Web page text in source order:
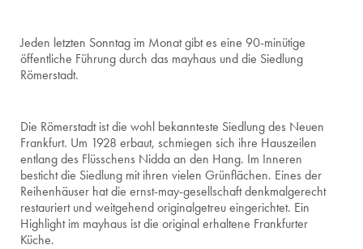
Jeden letzten Sonntag im Monat gibt es eine 90-minütige
öffentliche Führung durch das mayhaus und die Siedlung
Römerstadt.
Die Römerstadt ist die wohl bekannteste Siedlung des Neuen
Frankfurt. Um 1928 erbaut, schmiegen sich ihre Hauszeilen
entlang des Flüsschens Nidda an den Hang. Im Inneren
besticht die Siedlung mit ihren vielen Grünflächen. Eines der
Reihenhäuser hat die ernst-may-gesellschaft denkmalgerecht
restauriert und weitgehend originalgetreu eingerichtet. Ein
Highlight im mayhaus ist die original erhaltene Frankfurter
Küche.